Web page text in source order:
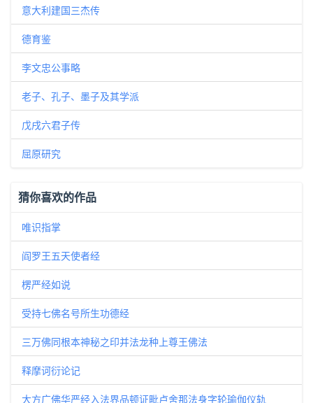
意大利建国三杰传
德育鉴
李文忠公事略
老子、孔子、墨子及其学派
戊戌六君子传
屈原研究
猜你喜欢的作品
唯识指掌
阎罗王五天使者经
楞严经如说
受持七佛名号所生功德经
三万佛同根本神秘之印并法龙种上尊王佛法
释摩诃衍论记
大方广佛华严经入法界品顿证毗卢舍那法身字轮瑜伽仪轨